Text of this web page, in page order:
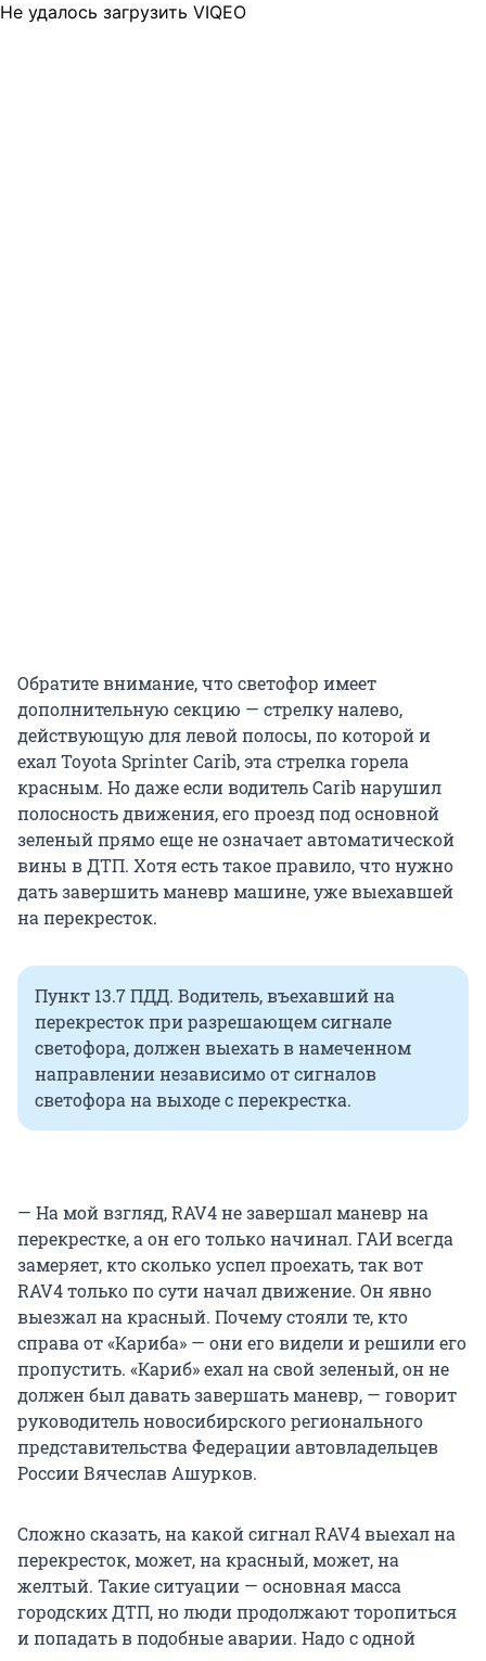
Не удалось загрузить VIQEO
Обратите внимание, что светофор имеет
дополнительную секцию — стрелку налево,
действующую для левой полосы, по которой и
ехал Toyota Sprinter Carib, эта стрелка горела
красным. Но даже если водитель Carib нарушил
полосность движения, его проезд под основной
зеленый прямо еще не означает автоматической
вины в ДТП. Хотя есть такое правило, что нужно
дать завершить маневр машине, уже выехавшей
на перекресток.
Пункт 13.7 ПДД. Водитель, въехавший на
перекресток при разрешающем сигнале
светофора, должен выехать в намеченном
направлении независимо от сигналов
светофора на выходе с перекрестка.
— На мой взгляд, RAV4 не завершал маневр на
перекрестке, а он его только начинал. ГАИ всегда
замеряет, кто сколько успел проехать, так вот
RAV4 только по сути начал движение. Он явно
выезжал на красный. Почему стояли те, кто
справа от «Кариба» — они его видели и решили его
пропустить. «Кариб» ехал на свой зеленый, он не
должен был давать завершать маневр, — говорит
руководитель новосибирского регионального
представительства Федерации автовладельцев
России Вячеслав Ашурков.
Сложно сказать, на какой сигнал RAV4 выехал на
перекресток, может, на красный, может, на
желтый. Такие ситуации — основная масса
городских ДТП, но люди продолжают торопиться
и попадать в подобные аварии. Надо с одной